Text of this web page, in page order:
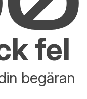
fel
begäran